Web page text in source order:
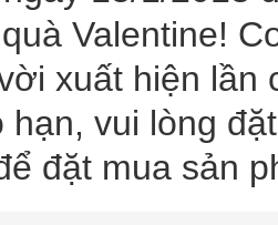
Valentine!
xuất hiện lần
vui lòng
đặt mua sản